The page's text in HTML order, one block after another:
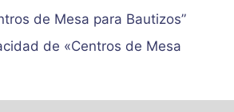
de Mesa para Bautizos”
de «Centros de Mesa